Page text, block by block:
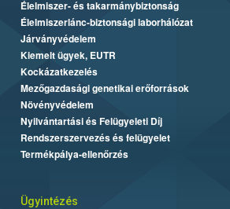
Élelmiszer- és takarmánybiztonság
Élelmiszerlánc-biztonsági laborhálózat
Járványvédelem
Kiemelt ügyek, EUTR
Kockázatkezelés
Mezőgazdasági genetikai erőforrások
Növényvédelem
Nyilvántartási és Felügyeleti Díj
Rendszerszervezés és felügyelet
Termékpálya-ellenőrzés
Ügyintézés